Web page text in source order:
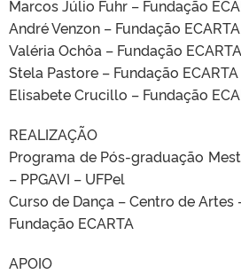
Marcos Júlio Fuhr – Fundação
André Venzon – Fundação ECARTA
Valéria Ochôa – Fundação ECARTA
Stela Pastore – Fundação ECARTA
Elisabete Crucillo – Fundação
REALIZAÇÃO
Programa de Pós-graduação
– PPGAVI – UFPel
Curso de Dança – Centro de Artes
Fundação ECARTA
APOIO